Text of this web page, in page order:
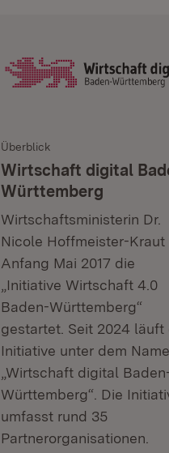
Überblick
Wirtschaft digital
Württemberg
Wirtschaftsministerin Dr.
Nicole Hoffmeister-Kraut
Anfang Mai 2017 die
„Initiative Wirtschaft 4.0
Baden-Württemberg“
gestartet. Seit 2024 läuft
Initiative unter dem
„Wirtschaft digital
Württemberg“. Die
umfasst rund 35
Partnerorganisationen.